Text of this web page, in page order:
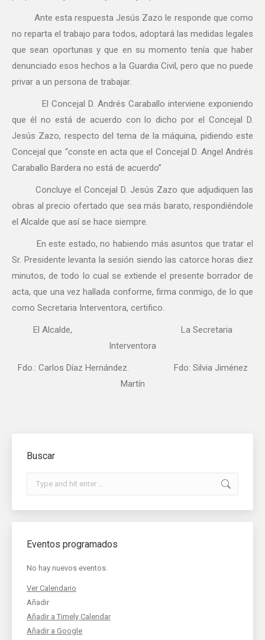
Ante esta respuesta Jesús Zazo le responde que como
no reparta el trabajo para todos, adoptará las medidas legales
que sean oportunas y que en su momento tenía que haber
denunciado esos hechos a la Guardia Civil, pero que no puede
privar a un persona de trabajar.
El Concejal D. Andrés Caraballo interviene exponiendo
que él no está de acuerdo con lo dicho por el Concejal D.
Jesús Zazo, respecto del tema de la máquina, pidiendo este
Concejal que “conste en acta que el Concejal D. Angel Andrés
Caraballo Bardera no está de acuerdo”
Concluye el Concejal D. Jesús Zazo que adjudiquen las
obras al precio ofertado que sea más barato, respondiéndole
el Alcalde que así se hace siempre.
En este estado, no habiendo más asuntos que tratar el
Sr. Presidente levanta la sesión siendo las catorce horas diez
minutos, de todo lo cual se extiende el presente borrador de
acta, que una vez hallada conforme, firma conmigo, de lo que
como Secretaria Interventora, certifico.
El Alcalde, La Secretaria
Interventora
Fdo.: Carlos Díaz Hernández. Fdo: Silvia Jiménez
Martín
Buscar
Search:
Eventos programados
No hay nuevos eventos.
Ver Calendario
Añadir
Añadir a Timely Calendar
Añadir a Google